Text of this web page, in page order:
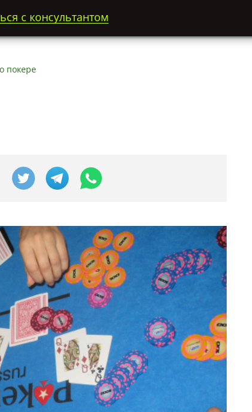
с консультантом
покере